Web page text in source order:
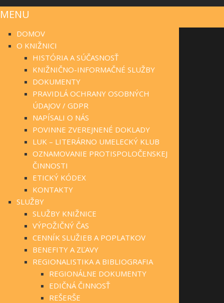
MENU
DOMOV
O KNIŽNICI
HISTÓRIA A SÚČASNOSŤ
KNIŽNIČNO-INFORMAČNÉ SLUŽBY
DOKUMENTY
PRAVIDLÁ OCHRANY OSOBNÝCH
ÚDAJOV / GDPR
NAPÍSALI O NÁS
POVINNE ZVEREJNENÉ DOKLADY
LUK – LITERÁRNO UMELECKÝ KLUB
OZNAMOVANIE PROTISPOLOČENSKEJ
ČINNOSTI
ETICKÝ KÓDEX
KONTAKTY
SLUŽBY
SLUŽBY KNIŽNICE
VÝPOŽIČNÝ ČAS
CENNÍK SLUŽIEB A POPLATKOV
BENEFITY A ZĽAVY
REGIONALISTIKA A BIBLIOGRAFIA
REGIONÁLNE DOKUMENTY
EDIČNÁ ČINNOSŤ
REŠERŠE